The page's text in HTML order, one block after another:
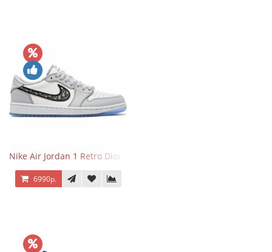
Nike Air Jordan 1 Retro Dior Low
6990р.